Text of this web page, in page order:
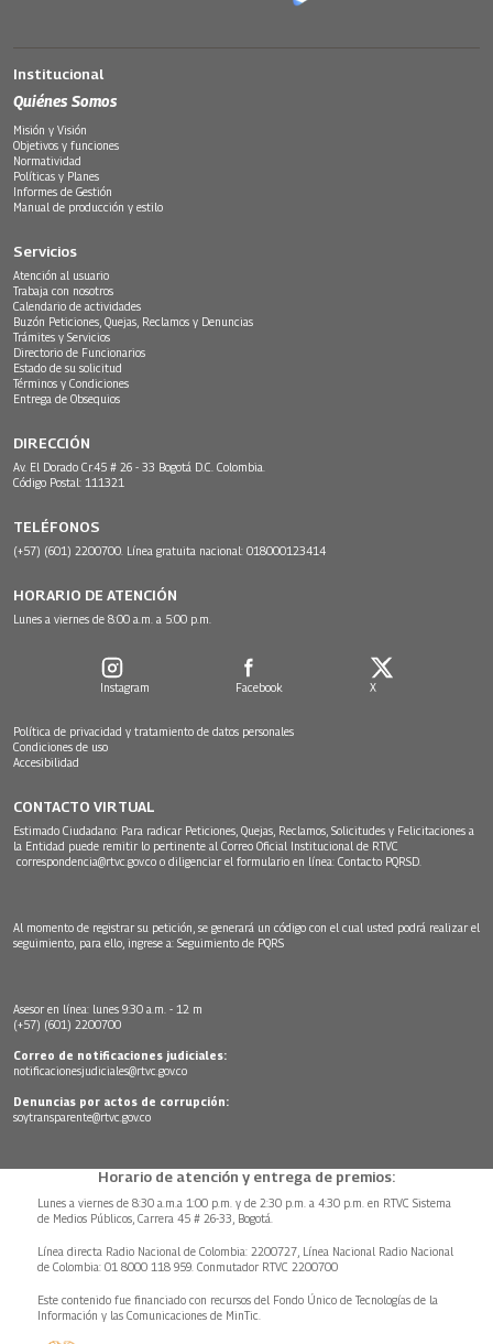
Institucional
Quiénes Somos
Misión y Visión
Objetivos y funciones
Normatividad
Políticas y Planes
Informes de Gestión
Manual de producción y estilo
Servicios
Atención al usuario
Trabaja con nosotros
Calendario de actividades
Buzón Peticiones, Quejas, Reclamos y Denuncias
Trámites y Servicios
Directorio de Funcionarios
Estado de su solicitud
Términos y Condiciones
Entrega de Obsequios
DIRECCIÓN
Av. El Dorado Cr.45 # 26 - 33 Bogotá D.C. Colombia.
Código Postal: 111321
TELÉFONOS
(+57) (601) 2200700. Línea gratuita nacional: 018000123414
HORARIO DE ATENCIÓN
Lunes a viernes de 8:00 a.m. a 5:00 p.m.
Instagram Facebook X
Política de privacidad y tratamiento de datos personales
Condiciones de uso
Accesibilidad
CONTACTO VIRTUAL
Estimado Ciudadano: Para radicar Peticiones, Quejas, Reclamos, Solicitudes y Felicitaciones a
la Entidad puede remitir lo pertinente al Correo Oficial Institucional de RTVC
correspondencia@rtvc.gov.co o diligenciar el formulario en línea: Contacto PQRSD.
Al momento de registrar su petición, se generará un código con el cual usted podrá realizar el
seguimiento, para ello, ingrese a: Seguimiento de PQRS
Asesor en línea: lunes 9:30 a.m. - 12 m
(+57) (601) 2200700
Correo de notificaciones judiciales:
notificacionesjudiciales@rtvc.gov.co
Denuncias por actos de corrupción:
soytransparente@rtvc.gov.co
Horario de atención y entrega de premios:
Lunes a viernes de 8:30 a.m.a 1:00 p.m. y de 2:30 p.m. a 4:30 p.m. en RTVC Sistema
de Medios Públicos, Carrera 45 # 26-33, Bogotá.
Línea directa Radio Nacional de Colombia: 2200727, Línea Nacional Radio Nacional
de Colombia: 01 8000 118 959. Conmutador RTVC 2200700
Este contenido fue financiado con recursos del Fondo Único de Tecnologías de la
Información y las Comunicaciones de MinTic.